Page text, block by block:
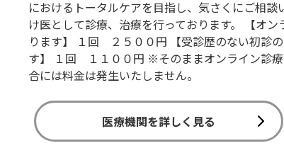
におけるトータルケアを目指し、気さくにご相談
け医として診療、治療を行っております。 【オ
ります】 １回 ２５００円 【受診歴のない初診
す】 １回 １１００円 ※そのままオンライン診
合には料金は発生いたしません。
医療機関を詳しく見る